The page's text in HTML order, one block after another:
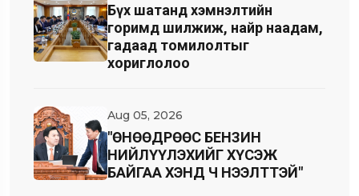
Бүх шатанд хэмнэлтийн
горимд шилжиж, найр наадам,
гадаад томилолтыг
хориглолоо
Aug 05, 2026
"ӨНӨӨДРӨӨС БЕНЗИН
НИЙЛҮҮЛЭХИЙГ ХҮСЭЖ
БАЙГАА ХЭНД Ч НЭЭЛТТЭЙ"